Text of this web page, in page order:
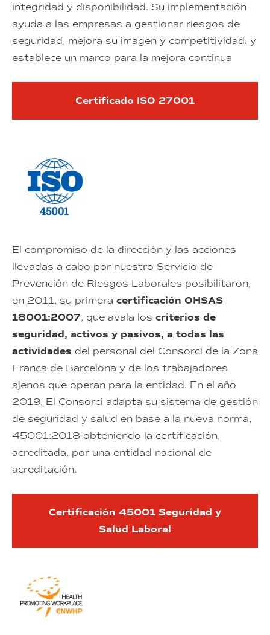
integridad y disponibilidad. Su implementación
ayuda a las empresas a gestionar riesgos de
seguridad, mejora su imagen y competitividad, y
establece un marco para la mejora continua
Certificado ISO 27001
El compromiso de la dirección y las acciones
llevadas a cabo por nuestro Servicio de
Prevención de Riesgos Laborales posibilitaron,
en 2011, su primera certificación OHSAS
18001:2007, que avala los criterios de
seguridad, activos y pasivos, a todas las
actividades del personal del Consorci de la Zona
Franca de Barcelona y de los trabajadores
ajenos que operan para la entidad. En el año
2019, El Consorci adapta su sistema de gestión
de seguridad y salud en base a la nueva norma,
45001:2018 obteniendo la certificación,
acreditada, por una entidad nacional de
acreditación.
Certificación 45001 Seguridad y
Salud Laboral